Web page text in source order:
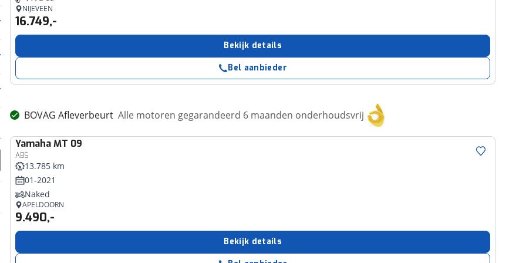
NIJEVEEN
16.749,-
Bekijk details
Bel aanbieder
BOVAG Afleverbeurt Alle motoren gegarandeerd 6 maanden onderhoudsvrij
Yamaha MT 09
ABS
13.785 km
01-2021
Naked
APELDOORN
9.490,-
Bekijk details